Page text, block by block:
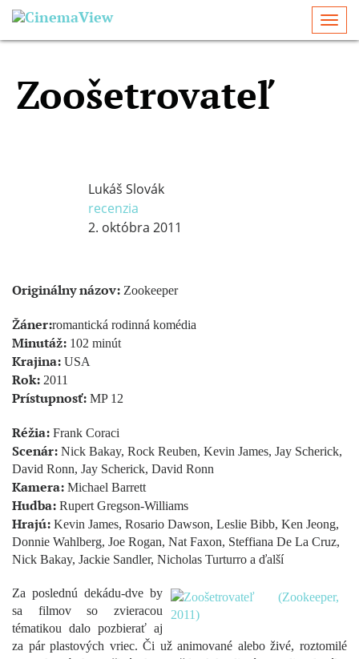
Zoošetrovateľ
Lukáš Slovák
recenzia
2. októbra 2011
Originálny názov: Zookeeper
Žáner:romantická rodinná komédia
Minutáž: 102 minút
Krajina: USA
Rok: 2011
Prístupnosť: MP 12
Réžia: Frank Coraci
Scenár: Nick Bakay, Rock Reuben, Kevin James, Jay Scherick,
David Ronn, Jay Scherick, David Ronn
Kamera: Michael Barrett
Hudba: Rupert Gregson-Williams
Hrajú: Kevin James, Rosario Dawson, Leslie Bibb, Ken Jeong,
Donnie Wahlberg, Joe Rogan, Nat Faxon, Steffiana De La Cruz,
Nick Bakay, Jackie Sandler, Nicholas Turturro a ďalší
Za poslednú dekádu-dve by
sa filmov so zvieracou
tématikou dalo pozbierať aj
za pár plastových vriec. Či už animované alebo živé, roztomilé